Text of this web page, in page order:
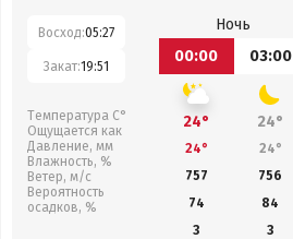
Восход:05:27
Закат:19:51
Температура С°
Ощущается как
Давление, мм
Влажность, %
Ветер, м/с
Вероятность
осадков, %
Ночь
00:00
03:00
24° 24°
24° 24°
757
756
74
84
3
3